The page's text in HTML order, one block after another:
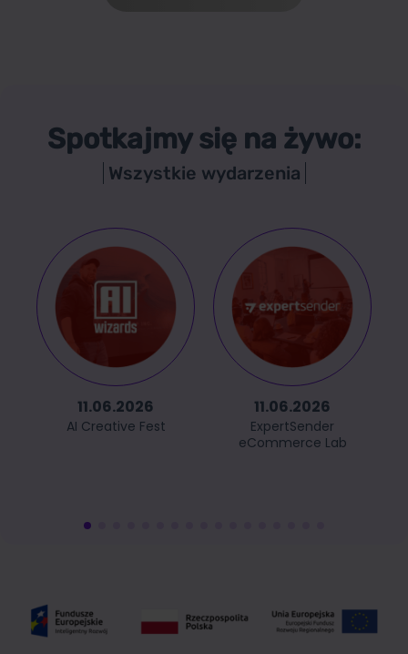
Spotkajmy się na żywo:
Wszystkie wydarzenia
11.06.2026
AI Creative Fest
11.06.2026
ExpertSender
eCommerce Lab